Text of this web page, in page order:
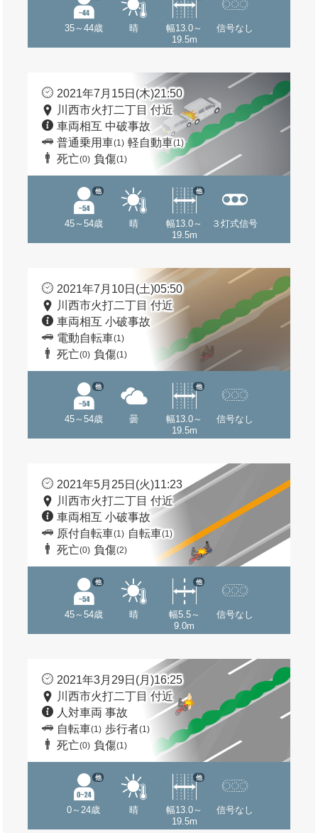
35～44歳 晴
幅13.0～
19.5m
信号なし
2021年7月15日(木)21:50
川西市火打二丁目 付近
車両相互 中破事故
普通乗用車(1) 軽自動車(1)
死亡(0) 負傷(1)
45～54歳
他
晴
幅13.0～
19.5m
他
３灯式信号
2021年7月10日(土)05:50
川西市火打二丁目 付近
車両相互 小破事故
電動自転車(1)
死亡(0) 負傷(1)
45～54歳
他
曇
幅13.0～
19.5m
他
信号なし
2021年5月25日(火)11:23
川西市火打二丁目 付近
車両相互 小破事故
原付自転車(1) 自転車(1)
死亡(0) 負傷(2)
45～54歳
他
晴
幅5.5～
9.0m
他
信号なし
2021年3月29日(月)16:25
川西市火打二丁目 付近
人対車両 事故
自転車(1) 歩行者(1)
死亡(0) 負傷(1)
0～24歳
他
晴
幅13.0～
19.5m
他
信号なし